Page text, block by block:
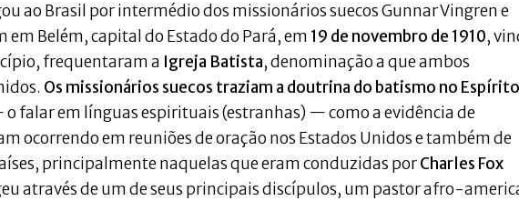
ao Brasil por intermédio dos missionários suecos Gunnar Vingren e
em Belém, capital do Estado do Pará, em 19 de novembro de 1910,
frequentaram a Igreja Batista, denominação a que ambos
Os missionários suecos traziam a doutrina do batismo no Espírito
falar em línguas espirituais (estranhas) — como a evidência de
ocorrendo em reuniões de oração nos Estados Unidos e também de
principalmente naquelas que eram conduzidas porCharles Fox
através de um de seus principais discípulos, um pastor afro-